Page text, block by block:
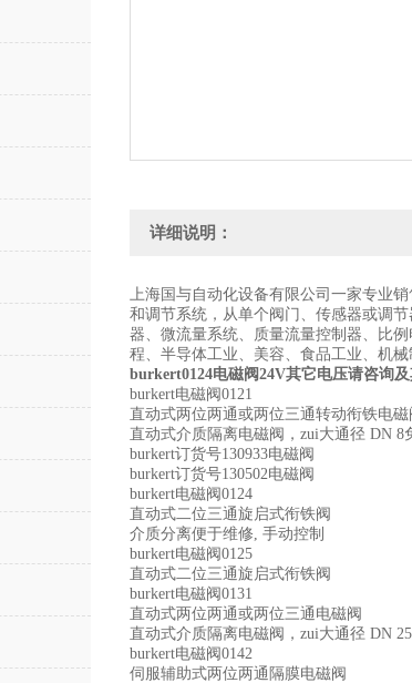
详细说明：
上海国与自动化设备有限公司一家专业销
和调节系统，从单个阀门、传感器或调
器、微流量系统、质量流量控制器、比
程、半导体工业、美容、食品工业、机
burkert0124电磁阀24V其它电压请咨询
burkert电磁阀0121
直动式两位两通或两位三通转动衔铁电磁
直动式介质隔离电磁阀，zui大通径 DN
burkert订货号130933电磁阀
burkert订货号130502电磁阀
burkert电磁阀0124
直动式二位三通旋启式衔铁阀
介质分离便于维修, 手动控制
burkert电磁阀0125
直动式二位三通旋启式衔铁阀
burkert电磁阀0131
直动式两位两通或两位三通电磁阀
直动式介质隔离电磁阀，zui大通径 DN
burkert电磁阀0142
伺服辅助式两位两通隔膜电磁阀